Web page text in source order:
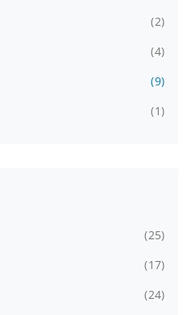
2
4
9
1
25
17
24